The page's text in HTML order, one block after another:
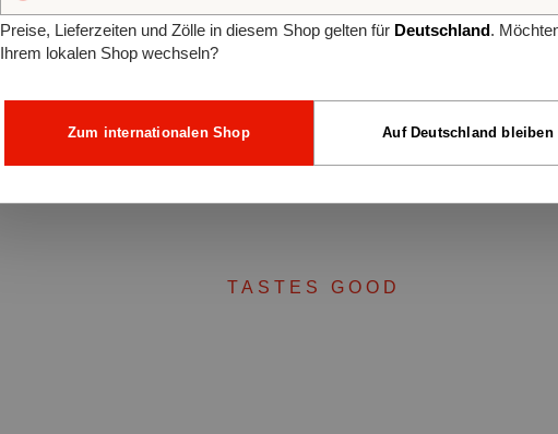
TASTES GOOD
Preise, Lieferzeiten und Zölle in diesem Shop gelten für Deutschland.
Ihrem lokalen Shop wechseln?
Zum internationalen Shop Auf Deutschland bleiben